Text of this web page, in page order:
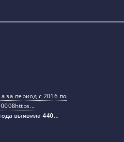
за период с 2016 по
выявила 440…